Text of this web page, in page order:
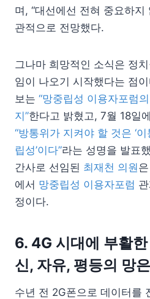
며, “대선에선 전혀 중요하지
관적으로 전망했다.
그나마 희망적인 소식은 정
임이 나오기 시작했다는 점
보는 “망중립성 이용자포럼
지”한다고 밝혔고, 7월 18일
“방통위가 지켜야 할 것은 ‘이
립성’이다”라는 성명을 발표
간사로 선임된 최재천 의원
에서 망중립성 이용자포럼
정이다.
6. 4G 시대에 부활
신, 자유, 평등의 망
수년 전 2G폰으로 데이터를